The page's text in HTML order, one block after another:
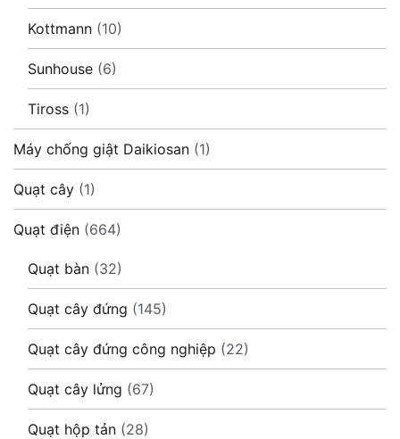
Kottmann (10)
Sunhouse (6)
Tiross (1)
Máy chống giật Daikiosan (1)
Quạt cây (1)
Quạt điện (664)
Quạt bàn (32)
Quạt cây đứng (145)
Quạt cây đứng công nghiệp (22)
Quạt cây lửng (67)
Quạt hộp tản (28)